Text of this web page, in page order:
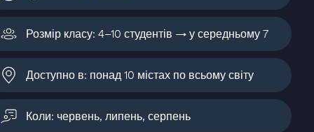
Розмір класу: 4–10 студентів → у середньому 7
Доступно в: понад 10 містах по всьому світу
Коли: червень, липень, серпень